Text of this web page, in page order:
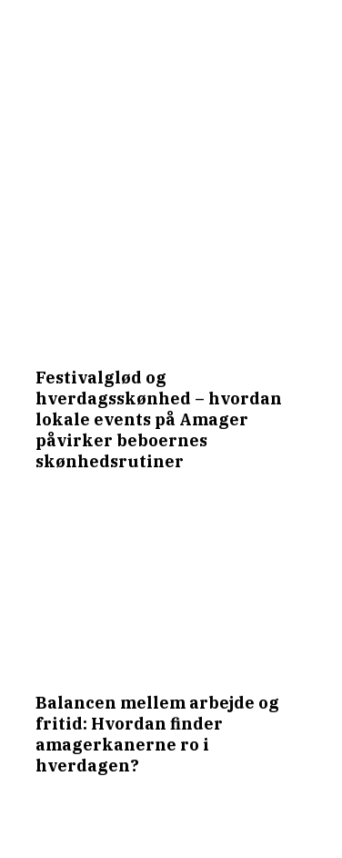
Festivalglød og
hverdagsskønhed – hvordan
lokale events på Amager
påvirker beboernes
skønhedsrutiner
Balancen mellem arbejde og
fritid: Hvordan finder
amagerkanerne ro i
hverdagen?